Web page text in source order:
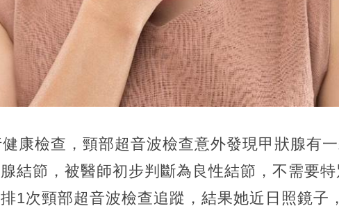
康檢查，頸部超音波檢查意外發現甲狀腺有
結節，被醫師初步判斷為良性結節，不需要
1次頸部超音波檢查追蹤，結果她近日照鏡子